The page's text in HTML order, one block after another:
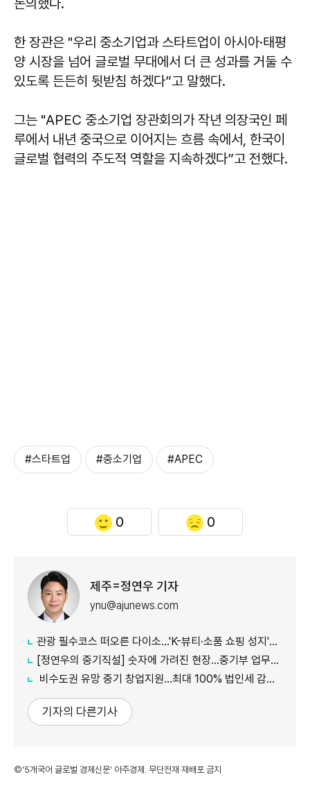
한 장관은 "우리 중소기업과 스타트업이 아시아·태평
양 시장을 넘어 글로벌 무대에서 더 큰 성과를 거둘 수
있도록 든든히 뒷받침 하겠다”고 말했다.
그는 "APEC 중소기업 장관회의가 작년 의장국인 페
루에서 내년 중국으로 이어지는 흐름 속에서, 한국이
글로벌 협력의 주도적 역할을 지속하겠다”고 전했다.
#스타트업 #중소기업 #APEC
0 0
제주=정연우 기자
ynu@ajunews.com
관광 필수코스 떠오른 다이소...'K-뷰티·소품 쇼핑 성지'로 등극
[정연우의 중기직설] 숫자에 가려진 현장...중기부 업무보고의 그늘
비수도권 유망 중기 창업지원...최대 100% 법인세 감면 나서
기자의 다른기사
©'5개국어 글로벌 경제신문' 아주경제. 무단전재·재배포 금지